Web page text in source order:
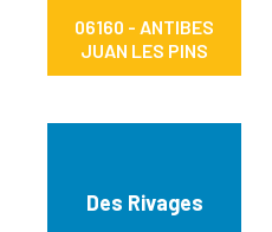
06160 - ANTIBES
JUAN LES PINS
Des Rivages